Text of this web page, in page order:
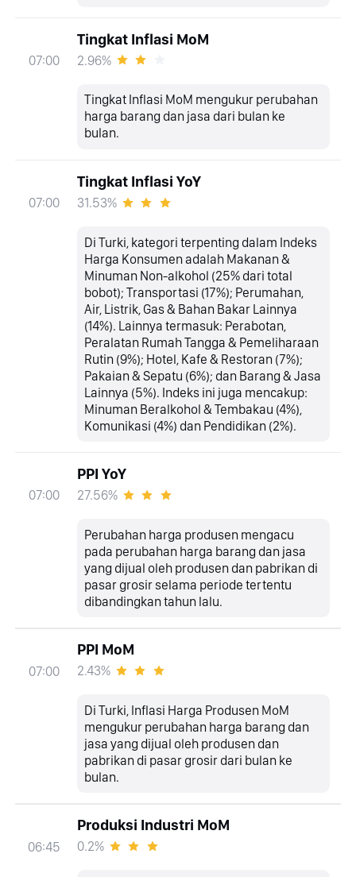
07:00
Tingkat Inflasi MoM
2.96%
Tingkat Inflasi MoM mengukur perubahan
harga barang dan jasa dari bulan ke
bulan.
07:00
Tingkat Inflasi YoY
31.53%
Di Turki, kategori terpenting dalam Indeks
Harga Konsumen adalah Makanan &
Minuman Non-alkohol (25% dari total
bobot); Transportasi (17%); Perumahan,
Air, Listrik, Gas & Bahan Bakar Lainnya
(14%). Lainnya termasuk: Perabotan,
Peralatan Rumah Tangga & Pemeliharaan
Rutin (9%); Hotel, Kafe & Restoran (7%);
Pakaian & Sepatu (6%); dan Barang & Jasa
Lainnya (5%). Indeks ini juga mencakup:
Minuman Beralkohol & Tembakau (4%),
Komunikasi (4%) dan Pendidikan (2%).
07:00
PPI YoY
27.56%
Perubahan harga produsen mengacu
pada perubahan harga barang dan jasa
yang dijual oleh produsen dan pabrikan di
pasar grosir selama periode tertentu
dibandingkan tahun lalu.
07:00
PPI MoM
2.43%
Di Turki, Inflasi Harga Produsen MoM
mengukur perubahan harga barang dan
jasa yang dijual oleh produsen dan
pabrikan di pasar grosir dari bulan ke
bulan.
06:45
Produksi Industri MoM
0.2%